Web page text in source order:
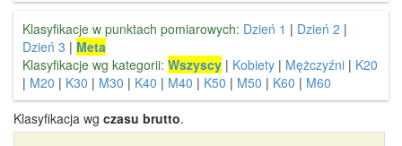
Klasyfikacje w punktach pomiarowych: Dzień 1 | Dzień 2 |
Dzień 3 | Meta
Klasyfikacje wg kategorii: Wszyscy | Kobiety | Mężczyźni | K20
| M20 | K30 | M30 | K40 | M40 | K50 | M50 | K60 | M60
Klasyfikacja wg czasu brutto.